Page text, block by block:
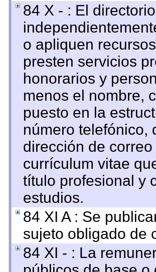
84 X - : El
o apliquen
presten servicios
honorarios y
menos el nombre,
puesto en la
número telefónico,
dirección de
currículum vitae
título profesional y
estudios.
84 XI A : Se
sujeto obligado de
84 XI - : La